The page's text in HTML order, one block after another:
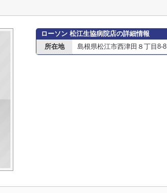
ローソン 松江生協病院店の詳細情報
所在地
島根県松江市西津田８丁目8-8